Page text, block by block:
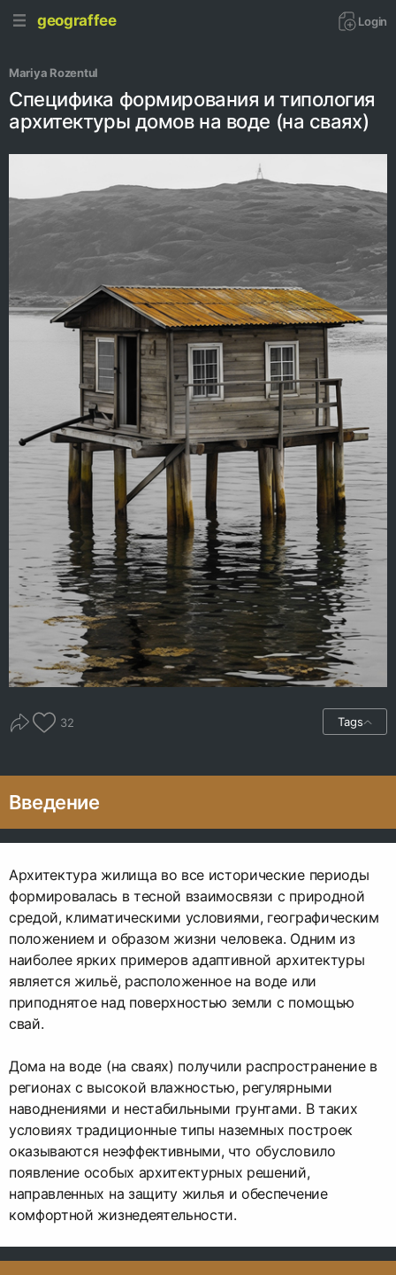
geograffee Login
Mariya Rozentul
Специфика формирования и типология
архитектуры домов на воде (на сваях)
32 Tags
Введение
Архитектура жилища во все исторические периоды
формировалась в тесной взаимосвязи с природной
средой, климатическими условиями, географическим
положением и образом жизни человека. Одним из
наиболее ярких примеров адаптивной архитектуры
является жильё, расположенное на воде или
приподнятое над поверхностью земли с помощью
свай.
Дома на воде (на сваях) получили распространение в
регионах с высокой влажностью, регулярными
наводнениями и нестабильными грунтами. В таких
условиях традиционные типы наземных построек
оказываются неэффективными, что обусловило
появление особых архитектурных решений,
направленных на защиту жилья и обеспечение
комфортной жизнедеятельности.